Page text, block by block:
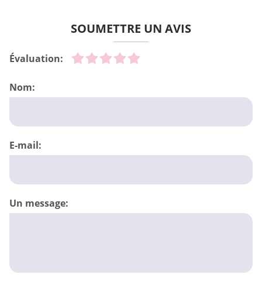
SOUMETTRE UN AVIS
Évaluation:
Nom:
E-mail:
Un message: